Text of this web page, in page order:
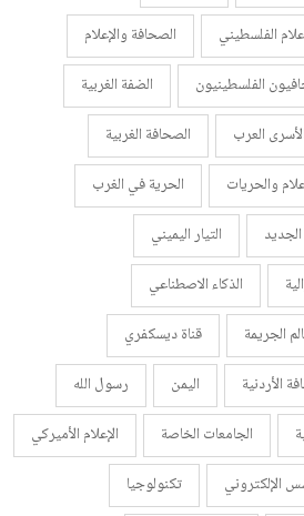
الفلسطيني
الصحافة والإعلام
الفلسطينيون
الضفة الغربية
الأسرى العرب
الصحافة الغربية
والحريات
الحرية في الغرب
الجديد
التيار اليميني
الذكاء الاصطناعي
الجريمة
قناة ديسكفري
الأردنية اليمن
رسول الله
الجامعات الخاصة
الإعلام الأميركي
الإلكتروني
تكنولوجيا